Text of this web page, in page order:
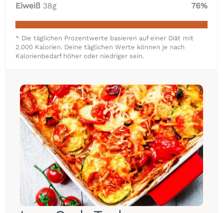
Eiweiß 38g 76%
* Die täglichen Prozentwerte basieren auf einer Diät mit
2.000 Kalorien. Deine täglichen Werte können je nach
Kalorienbedarf höher oder niedriger sein.